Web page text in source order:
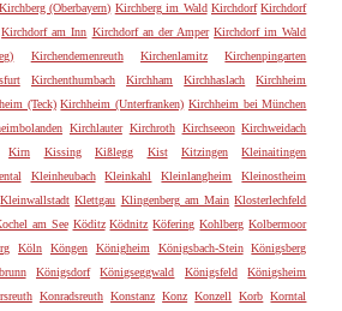
Kirchberg (Oberbayern) Kirchberg im Wald Kirchdorf Kirchdorf
Kirchdorf am Inn Kirchdorf an der Amper Kirchdorf im Wald
Kirchendemenreuth Kirchenlamitz
Kirchenpingarten
Kirchenthumbach Kirchham Kirchhaslach
Kirchheim
(Teck) Kirchheim (Unterfranken) Kirchheim bei München
Kirchlauter Kirchroth Kirchseeon Kirchweidach
Kirn Kissing Kißlegg Kist Kitzingen
Kleinaitingen
Kleinheubach Kleinkahl Kleinlangheim
Kleinostheim
Kleinwallstadt Klettgau Klingenberg am Main Klosterlechfeld
am See Köditz Ködnitz Köfering Kohlberg Kolbermoor
Köln Köngen Königheim Königsbach-Stein
Königsberg
Königsdorf Königseggwald Königsfeld
Königsheim
Konradsreuth Konstanz Konz Konzell Korb Korntal